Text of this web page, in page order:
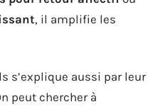
, il amplifie les
s’explique aussi par leur
peut chercher à